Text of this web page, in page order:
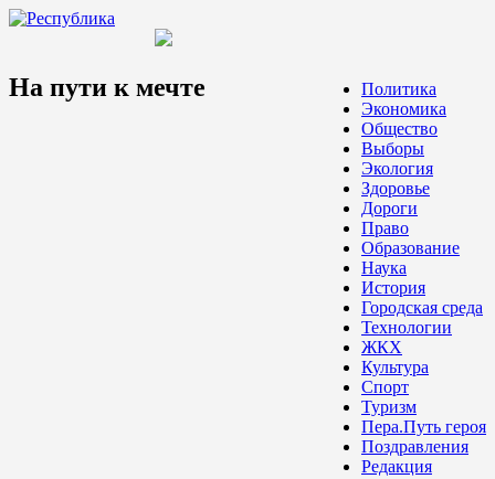
Политика
Экономика
Общество
Выборы
Экология
Здоровье
Дороги
Право
Образование
Наука
История
Городская среда
Технологии
ЖКХ
Культура
Спорт
Туризм
Пера.Путь героя
Поздравления
Редакция
На пути к мечте